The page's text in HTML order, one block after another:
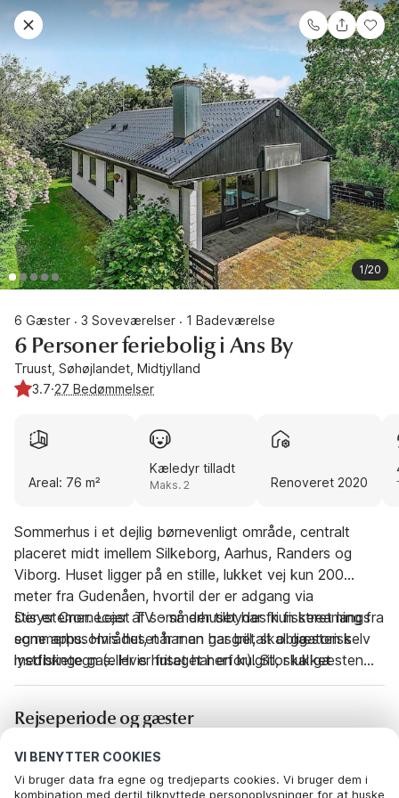
VI BENYTTER COOKIES
Vi bruger data fra egne og tredjeparts cookies. Vi bruger dem i
kombination med dertil tilknyttede personoplysninger for at huske
1/20
6 Gæster · 3 Soveværelser · 1 Badeværelse
6 Personer feriebolig i Ans By
Truust, Søhøjlandet, Midtjylland
3.7·27 Bedømmelser
Areal: 76 m²
Kæledyr tilladt
Maks. 2 Renoveret 2020
Sommerhus i et dejlig børnevenligt område, centralt
placeret midt imellem Silkeborg, Aarhus, Randers og
Viborg. Huset ligger på en stille, lukket vej kun 200
meter fra Gudenåen, hvortil der er adgang via
stisystemer. Lejer af sommerhuset har fri fiskeret langs
sommerhusområdet, når man har betalt obligatorisk
lystfisketegn (eller er fritaget herfor). Stor lukket
NATURGRUND, omkranset af tæt buskads og træer på
aktiviteter for børnene i form af sandkasse og
til områdets store fælles legeplads samt til den
udendørs swimmingpool, som er åben og til fri
Der er Cromecast TV - så der tilbydes kun streaming fra
egne apps. Hvis huset har en gasgrill, skal gæsten selv
medbringe gas. Hvis huset har en kulgrill, skal gæsten
selv medbringe kul.
Rejseperiode og gæster